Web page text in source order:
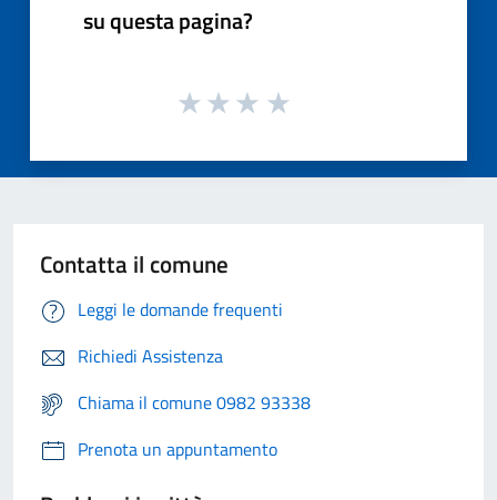
su questa pagina?
Contatta il comune
Leggi le domande frequenti
Richiedi Assistenza
Chiama il comune 0982 93338
Prenota un appuntamento